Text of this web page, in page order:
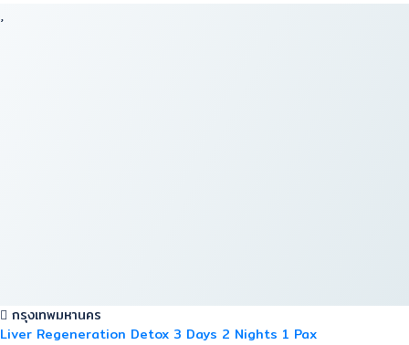
กรุงเทพมหานคร
Liver Regeneration Detox 3 Days 2 Nights 1 Pax